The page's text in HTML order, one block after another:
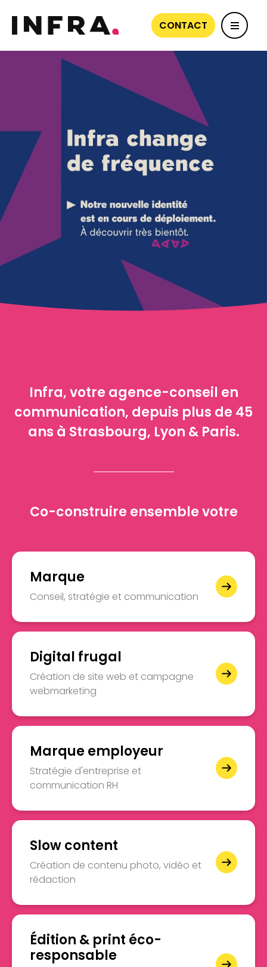
CONTACT
Infra, votre agence-conseil en
communication, depuis plus de 45
ans à Strasbourg, Lyon & Paris.
Co-construire ensemble votre
Marque
Conseil, stratégie et communication
Digital frugal
Création de site web et campagne
webmarketing
Marque employeur
Stratégie d'entreprise et
communication RH
Slow content
Création de contenu photo, vidéo et
rédaction
Édition & print éco-
responsable